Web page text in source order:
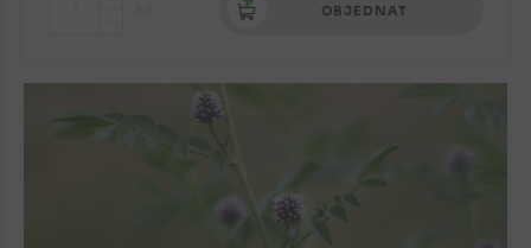
OBJEDNAT